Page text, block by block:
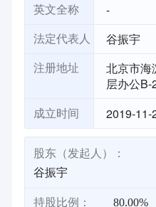
英文全称 -
法定代表人 谷振宇
注册地址
北京市海
层办公B-
成立时间 2019-11-
股东（发起人）：
谷振宇
持股比例： 80.00%